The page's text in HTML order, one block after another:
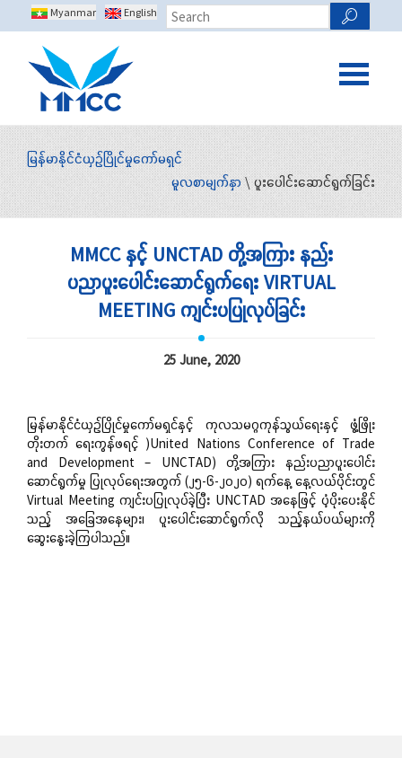
Myanmar English
မြန်မာနိုင်ငံယှဉ်ပြိုင်မှုကော်မရှင်
မူလစာမျက်နှာ \ ပူးပေါင်းဆောင်ရွက်ခြင်း
MMCC နှင့် UNCTAD တို့အကြား နည်း
ပညာပူးပေါင်းဆောင်ရွက်ရေး VIRTUAL
MEETING ကျင်းပပြုလုပ်ခြင်း
25 June, 2020
မြန်မာနိုင်ငံယှဉ်ပြိုင်မှုကော်မရှင်နှင့် ကုလသမဂ္ဂကုန်သွယ်ရေးနှင့် ဖွံ့ဖြိုး
တိုးတက် ရေးကွန်ဖရင့် )United Nations Conference of Trade
and Development – UNCTAD) တို့အကြား နည်းပညာပူးပေါင်း
ဆောင်ရွက်မှု ပြုလုပ်ရေးအတွက် (၂၅-၆-၂၀၂၀) ရက်နေ့ နေ့လယ်ပိုင်းတွင်
Virtual Meeting ကျင်းပပြုလုပ်ခဲ့ပြီး UNCTAD အနေဖြင့် ပံ့ပိုးပေးနိုင်
သည့် အခြေအနေများ၊ ပူးပေါင်းဆောင်ရွက်လို သည့်နယ်ပယ်များကို
ဆွေးနွေးခဲ့ကြပါသည်။